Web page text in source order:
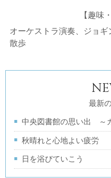
【趣味
オーケストラ演奏、ジョ
散歩
最新
中央図書館の思い出 ～
秋晴れと心地よい疲労
日を浴びていこう